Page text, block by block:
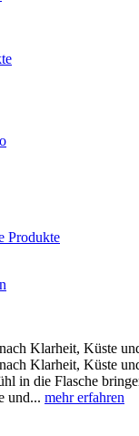
Produkte
Klarheit, Küste
Klarheit, Küste
in die Flasche
und... mehr erfahren